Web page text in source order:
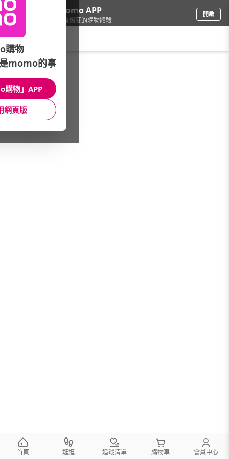
下載momo APP
給你3倍流暢度的購物體驗
開啟
品牌旗艦/MLB/館長推薦
館長推薦 月銷量
首頁 逛逛 追蹤清單 購物車 會員中心
購物
momo的事
購物」APP
網頁版